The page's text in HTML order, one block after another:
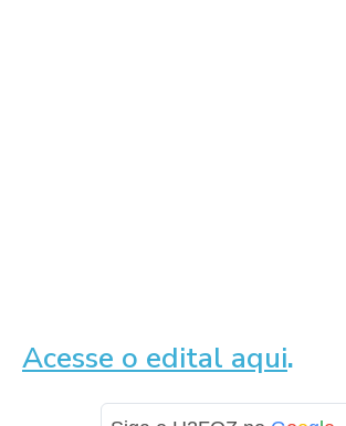
Acesse o edital aqui.